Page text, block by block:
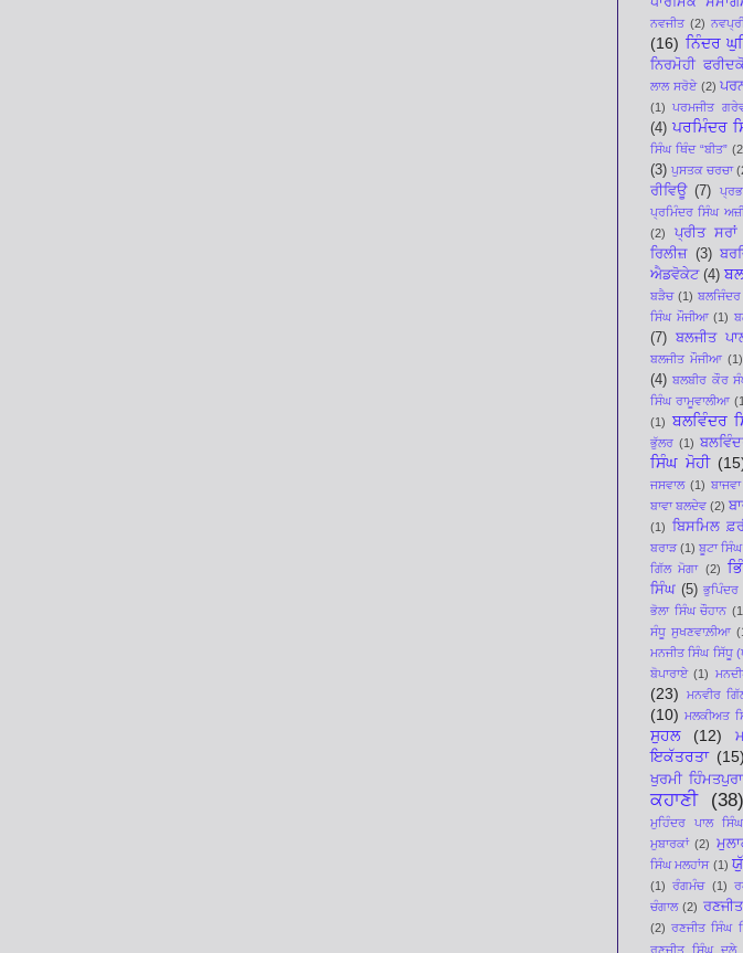
ਨਵਜੀਤ (2)
(16) ਨਿੰਦਰ
ਨਿਰਮੋਹੀ
ਲਾਲ ਸਰੋਏ (2)
(1) ਪਰਮਜੀਤ
(4) ਪਰਮਿੰਦਰ
ਸਿੰਘ ਥਿੰਦ “ਬੀਤ”
(3) ਪੁਸਤਕ ਚਰਚਾ
ਰੀਵਿਊ (7)
ਪ੍ਰਮਿੰਦਰ ਸਿੰਘ
(2)
ਪ੍ਰੀਤ ਸਰਾਂ
ਰਿਲੀਜ਼ (3)
ਐਡਵੋਕੇਟ (4)
ਬੜੈਚ (1)
ਸਿੰਘ ਮੌਜੀਆ (1)
(7) ਬਲਜੀਤ
ਬਲਜੀਤ ਮੌਜੀਆ (1)
(4) ਬਲਬੀਰ ਕੌਰ
ਸਿੰਘ ਰਾਮੂਵਾਲੀਆ
(1) ਬਲਵਿੰਦਰ
ਭੁੱਲਰ (1)
ਸਿੰਘ ਮੋਹੀ
ਜਸਵਾਲ (1)
ਬਾਵਾ ਬਲਦੇਵ (2)
(1) ਬਿਸਮਿਲ
ਬਰਾੜ (1) ਬੂਟਾ
ਗਿੱਲ ਮੋਗਾ (2)
ਸਿੰਘ (5) ਭੁਪਿੰਦਰ
ਭੋਲਾ ਸਿੰਘ ਚੌਹਾਨ
ਸੰਧੂ ਸੁਖਣਵਾਲ਼ੀਆ
ਮਨਜੀਤ ਸਿੰਘ ਸਿੱਧੂ
ਬੋਪਾਰਾਏ (1)
(23) ਮਨਵੀਰ
(10) ਮਲਕੀਅਤ
ਸੁਹਲ (12)
ਇਕੱਤਰਤਾ
ਖੁਰਮੀ ਹਿੰਮਤਪੁਰਾ
ਕਹਾਣੀ (38)
ਮੁਹਿੰਦਰ ਪਾਲ
ਮੁਬਾਰਕਾਂ (2)
ਸਿੰਘ ਮਲਹਾਂਸ (1)
(1) ਰੰਗਮੰਚ (1)
ਚੰਗਾਲ (2)
(2) ਰਣਜੀਤ ਸਿੰਘ
ਰਣਜੀਤ ਸਿੰਘ ਦੂਲੇ